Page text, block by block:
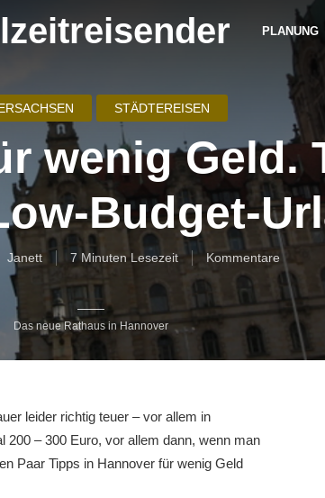
PLANUNG
Das neue Rathaus in Hannover
STÄDTEREISEN
wenig Geld.
Budget-
Janett 7 Minuten Lesezeit Kommentare
leider richtig teuer – vor allem in
– 300 Euro, vor allem dann, wenn man
Paar Tipps in Hannover für wenig Geld